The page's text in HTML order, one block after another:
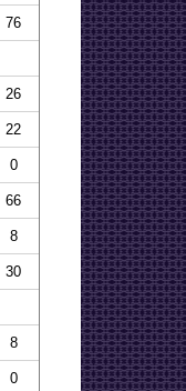
76
26
22
0
66
8
30
8
0